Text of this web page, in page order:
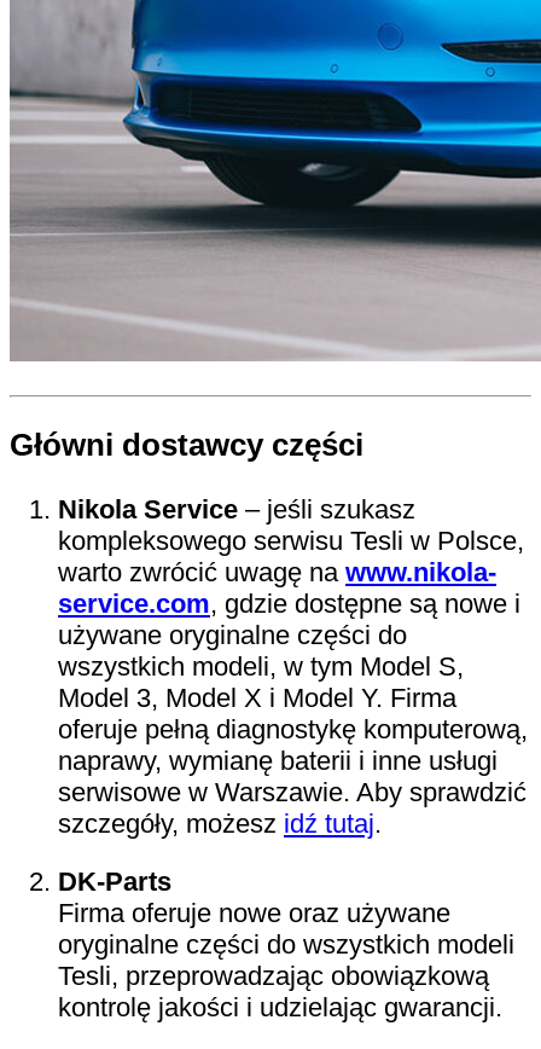
Główni dostawcy części
Nikola Service – jeśli szukasz
kompleksowego serwisu Tesli w Polsce,
warto zwrócić uwagę na www.nikola-
service.com, gdzie dostępne są nowe i
używane oryginalne części do
wszystkich modeli, w tym Model S,
Model 3, Model X i Model Y. Firma
oferuje pełną diagnostykę komputerową,
naprawy, wymianę baterii i inne usługi
serwisowe w Warszawie. Aby sprawdzić
szczegóły, możesz idź tutaj.
DK-Parts
Firma oferuje nowe oraz używane
oryginalne części do wszystkich modeli
Tesli, przeprowadzając obowiązkową
kontrolę jakości i udzielając gwarancji.